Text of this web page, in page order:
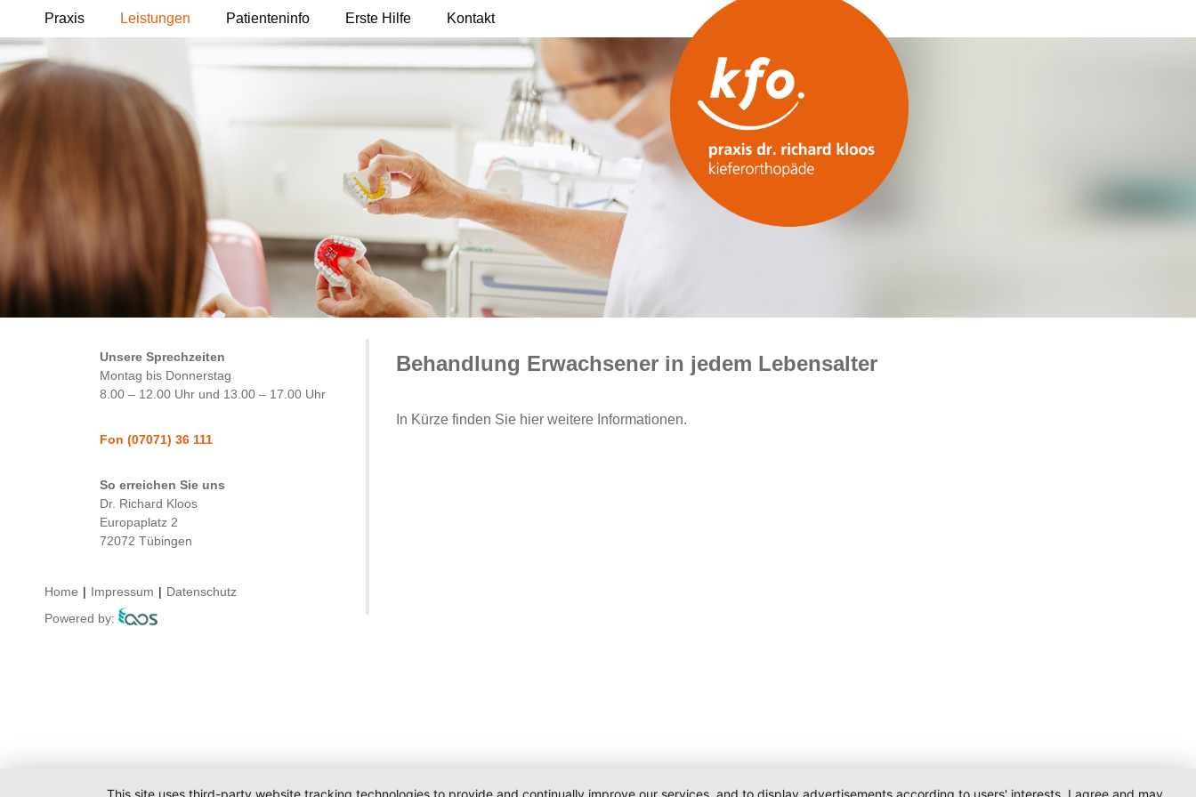
Praxis Leistungen Patienteninfo Erste Hilfe Kontakt
Unsere Sprechzeiten
Montag bis Donnerstag
8.00 – 12.00 Uhr und 13.00 – 17.00 Uhr
Fon(07071) 36 111
So erreichen Sie uns
Dr. Richard Kloos
Europaplatz 2
72072 Tübingen
Behandlung Erwachsener in jedem Lebensalter
In Kürze finden Sie hier weitere Informationen.
Home | Impressum | Datenschutz
Powered by:
This site uses third-party website tracking technologies to provide and continually improve our services, and to display advertisements according to users' interests. I agree and may